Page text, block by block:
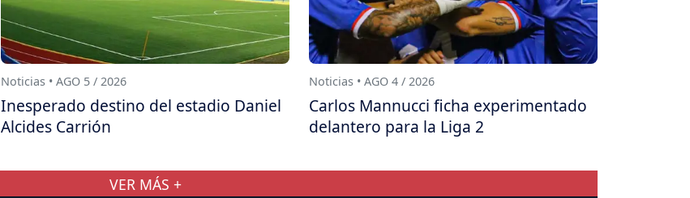
Noticias • AGO 5 / 2026
Inesperado destino del estadio Daniel
Alcides Carrión
Noticias • AGO 4 / 2026
Carlos Mannucci ficha experimentado
delantero para la Liga 2
VER MÁS +